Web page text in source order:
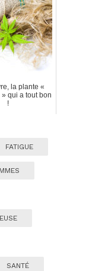
la plante «
qui a tout bon
!
FATIGUE
SANTÉ